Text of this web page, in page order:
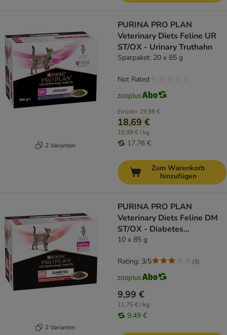
2 Varianten
PURINA PRO PLAN
Veterinary Diets Feline UR
ST/OX - Urinary Truthahn
Sparpaket: 20 x 85 g
Einzeln 19,98 €
18,69 €
10,99 € / kg
17,76 €
Not Rated
Zum Warenkorb
hinzufügen
2 Varianten
PURINA PRO PLAN
Veterinary Diets Feline DM
ST/OX - Diabetes
Management Rind
10 x 85 g
9,99 €
11,75 € / kg
9,49 €
Rating: 3/5 (5)